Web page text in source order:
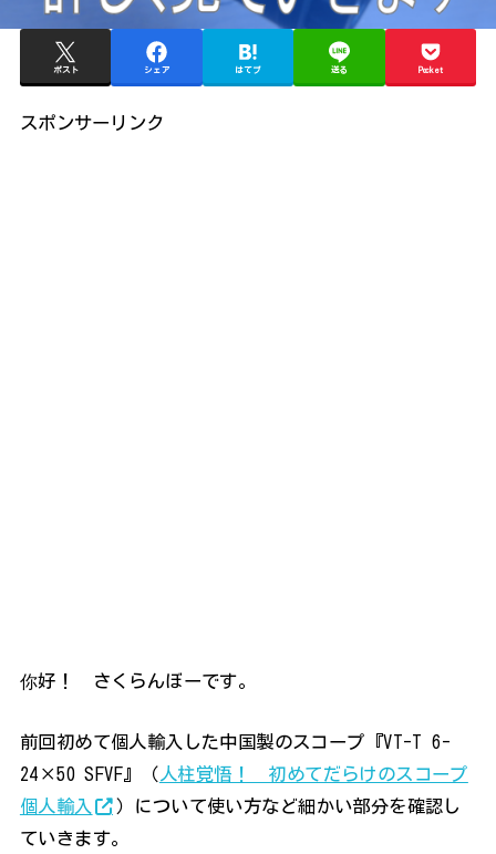
ポスト シェア はてブ 送る Pocket
スポンサーリンク
你好！ さくらんぼーです。
前回初めて個人輸入した中国製のスコープ『VT-T 6-
24×50 SFVF』（ 人柱覚悟！ 初めてだらけのスコープ
個人輸入
）について使い方など細かい部分を確認し
ていきます。